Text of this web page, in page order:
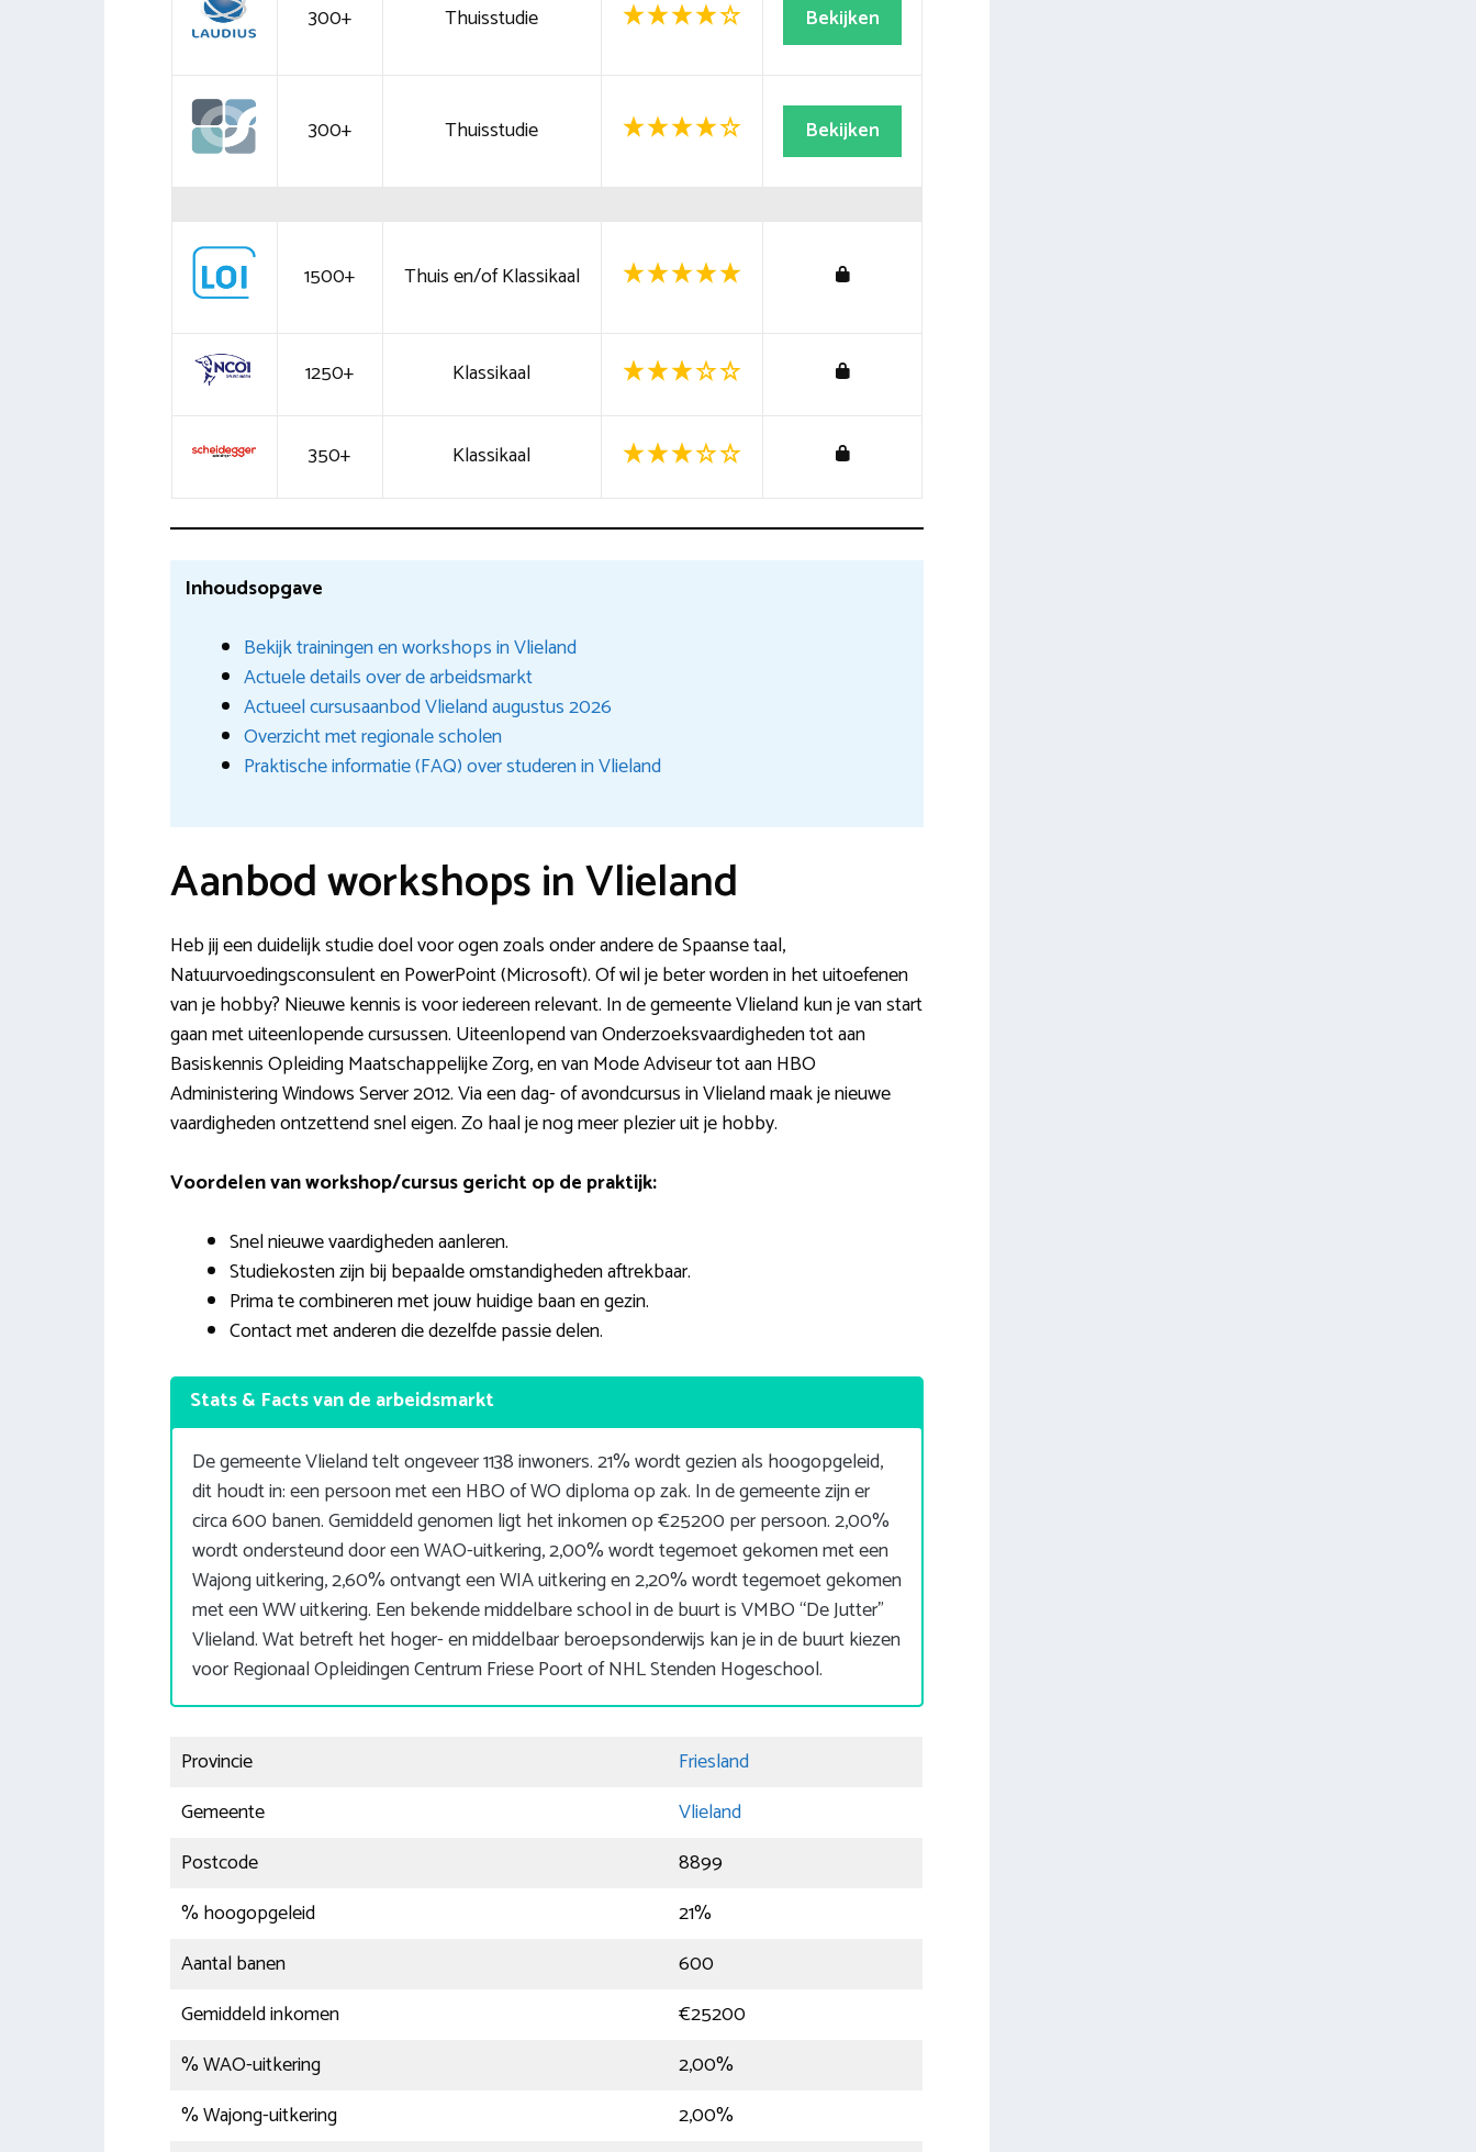
300+ Thuisstudie Bekijken
300+ Thuisstudie Bekijken
1500+ Thuis en/of Klassikaal
1250+ Klassikaal
350+ Klassikaal
Inhoudsopgave
Bekijk trainingen en workshops in Vlieland
Actuele details over de arbeidsmarkt
Actueel cursusaanbod Vlieland augustus 2026
Overzicht met regionale scholen
Praktische informatie (FAQ) over studeren in Vlieland
Aanbod workshops in Vlieland
Heb jij een duidelijk studie doel voor ogen zoals onder andere de Spaanse taal,
Natuurvoedingsconsulent en PowerPoint (Microsoft). Of wil je beter worden in het uitoefenen
van je hobby? Nieuwe kennis is voor iedereen relevant. In de gemeente Vlieland kun je van start
gaan met uiteenlopende cursussen. Uiteenlopend van Onderzoeksvaardigheden tot aan
Basiskennis Opleiding Maatschappelijke Zorg, en van Mode Adviseur tot aan HBO
Administering Windows Server 2012. Via een dag- of avondcursus in Vlieland maak je nieuwe
vaardigheden ontzettend snel eigen. Zo haal je nog meer plezier uit je hobby.
Voordelen van workshop/cursus gericht op de praktijk:
Snel nieuwe vaardigheden aanleren.
Studiekosten zijn bij bepaalde omstandigheden aftrekbaar.
Prima te combineren met jouw huidige baan en gezin.
Contact met anderen die dezelfde passie delen.
Stats & Facts van de arbeidsmarkt
De gemeente Vlieland telt ongeveer 1138 inwoners. 21% wordt gezien als hoogopgeleid,
dit houdt in: een persoon met een HBO of WO diploma op zak. In de gemeente zijn er
circa 600 banen. Gemiddeld genomen ligt het inkomen op €25200 per persoon. 2,00%
wordt ondersteund door een WAO-uitkering, 2,00% wordt tegemoet gekomen met een
Wajong uitkering, 2,60% ontvangt een WIA uitkering en 2,20% wordt tegemoet gekomen
met een WW uitkering. Een bekende middelbare school in de buurt is VMBO “De Jutter”
Vlieland. Wat betreft het hoger- en middelbaar beroepsonderwijs kan je in de buurt kiezen
voor Regionaal Opleidingen Centrum Friese Poort of NHL Stenden Hogeschool.
Provincie
Friesland
Gemeente
Vlieland
Postcode
8899
% hoogopgeleid
21%
Aantal banen
600
Gemiddeld inkomen
€25200
% WAO-uitkering
2,00%
% Wajong-uitkering
2,00%